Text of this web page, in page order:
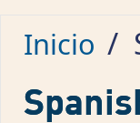
Inicio /